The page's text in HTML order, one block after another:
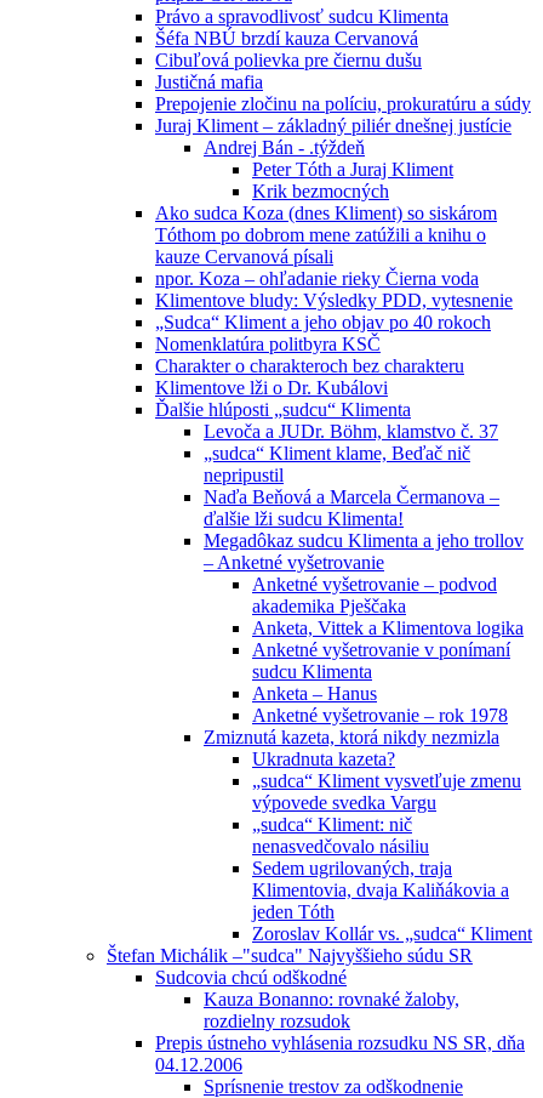
Právo a spravodlivosť sudcu Klimenta
Šéfa NBÚ brzdí kauza Cervanová
Cibuľová polievka pre čiernu dušu
Justičná mafia
Prepojenie zločinu na políciu, prokuratúru a súdy
Juraj Kliment – základný piliér dnešnej justície
Andrej Bán - .týždeň
Peter Tóth a Juraj Kliment
Krik bezmocných
Ako sudca Koza (dnes Kliment) so siskárom
Tóthom po dobrom mene zatúžili a knihu o
kauze Cervanová písali
npor. Koza – ohľadanie rieky Čierna voda
Klimentove bludy: Výsledky PDD, vytesnenie
„Sudca“ Kliment a jeho objav po 40 rokoch
Nomenklatúra politbyra KSČ
Charakter o charakteroch bez charakteru
Klimentove lži o Dr. Kubálovi
Ďalšie hlúposti „sudcu“ Klimenta
Levoča a JUDr. Böhm, klamstvo č. 37
„sudca“ Kliment klame, Beďač nič
nepripustil
Naďa Beňová a Marcela Čermanova –
ďalšie lži sudcu Klimenta!
Megadôkaz sudcu Klimenta a jeho trollov
– Anketné vyšetrovanie
Anketné vyšetrovanie – podvod
akademika Pješčaka
Anketa, Vittek a Klimentova logika
Anketné vyšetrovanie v ponímaní
sudcu Klimenta
Anketa – Hanus
Anketné vyšetrovanie – rok 1978
Zmiznutá kazeta, ktorá nikdy nezmizla
Ukradnuta kazeta?
„sudca“ Kliment vysvetľuje zmenu
výpovede svedka Vargu
„sudca“ Kliment: nič
nenasvedčovalo násiliu
Sedem ugrilovaných, traja
Klimentovia, dvaja Kaliňákovia a
jeden Tóth
Zoroslav Kollár vs. „sudca“ Kliment
Štefan Michálik –"sudca" Najvyššieho súdu SR
Sudcovia chcú odškodné
Kauza Bonanno: rovnaké žaloby,
rozdielny rozsudok
Prepis ústneho vyhlásenia rozsudku NS SR, dňa
04.12.2006
Sprísnenie trestov za odškodnenie